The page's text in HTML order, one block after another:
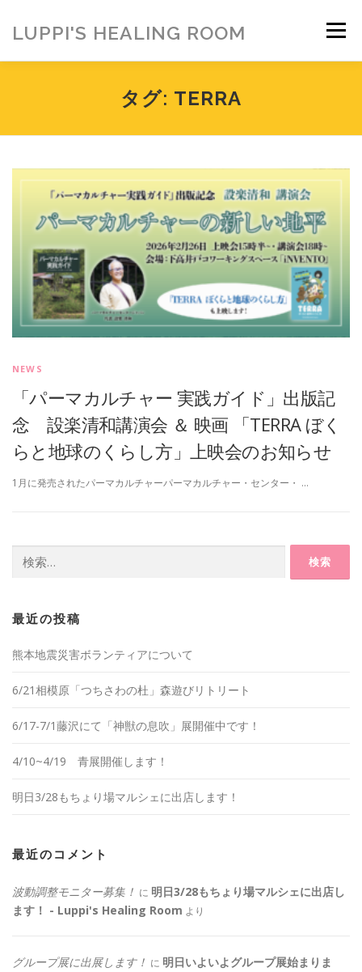
ッ
LUPPI'S HEALING ROOM メニュー
MENU お客様の声
アメブロ お問い合わせ ご寄付のお願い
タグ: TERRA
NEWS
「パーマカルチャー 実践ガイド」出版記
念 設楽清和講演会 ＆ 映画 「TERRA ぼく
らと地球のくらし方」上映会のお知らせ
1月に発売されたパーマカルチャーパーマカルチャー・センター・ …
索:
最近の投稿
熊本地震災害ボランティアについて
6/21相模原「つちさわの杜」森遊びリトリート
6/17-7/1藤沢にて「神獣の息吹」展開催中です！
4/10~4/19 青展開催します！
明日3/28もちょり場マルシェに出店します！
最近のコメント
波動調整モニター募集！ に 明日3/28もちょり場マルシェに出店し
ます！ - Luppi's Healing Room より
グループ展に出展します！ に 明日いよいよグループ展始まりま